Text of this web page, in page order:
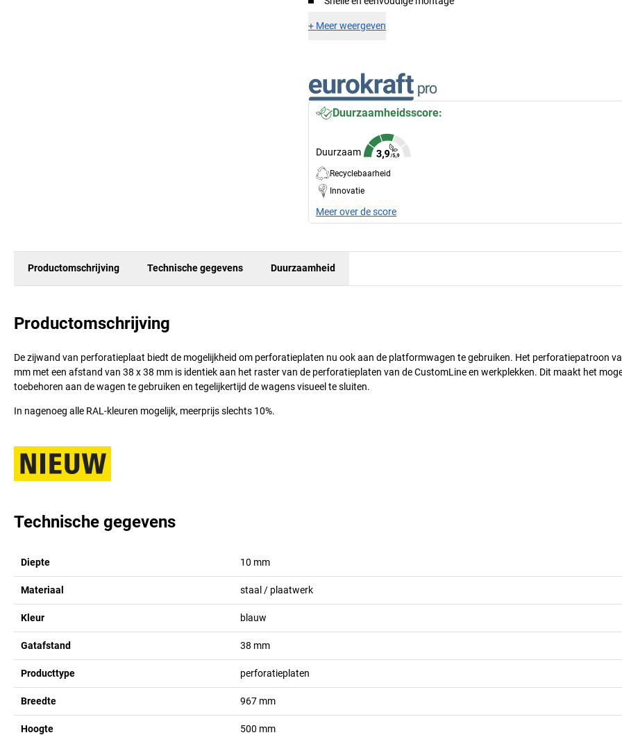
+ Meer weergeven
Duurzaamheidsscore:
Duurzaam
Recyclebaarheid
Innovatie
Meer over de score
Productomschrijving Technische gegevens Duurzaamheid
Productomschrijving
De zijwand van perforatieplaat biedt de mogelijkheid om perforatieplaten nu ook aan de platformwagen te gebruiken. Het perforatiepatroon
mm met een afstand van 38 x 38 mm is identiek aan het raster van de perforatieplaten van de CustomLine en werkplekken. Dit maakt het
toebehoren aan de wagen te gebruiken en tegelijkertijd de wagens visueel te sluiten.
In nagenoeg alle RAL-kleuren mogelijk, meerprijs slechts 10%.
Technische gegevens
Diepte 10 mm
Materiaal staal / plaatwerk
Kleur blauw
Gatafstand 38 mm
Producttype perforatieplaten
Breedte 967 mm
Hoogte 500 mm